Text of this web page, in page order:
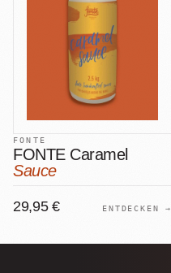
FONTE
FONTE Caramel
Sauce
29,95 € ENTDECKEN →